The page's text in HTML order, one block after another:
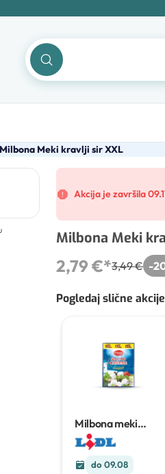
Milbona Meki kravlji sir XXL
Akcija je završila
Milbona Meki
2,79 €*3,49 € -
Pogledaj slične
Milbona meki
kravlji sir XXL
g
do 09.08